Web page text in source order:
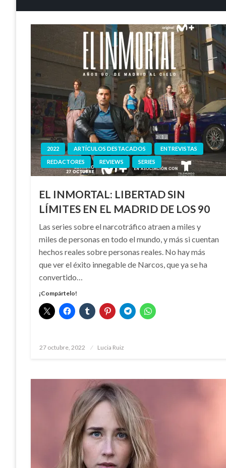
2022 ARTÍCULOS DESTACADOS
ENTREVISTAS
REDACTORES
REVIEWS SERIES
EL INMORTAL: LIBERTAD SIN
LÍMITES EN EL MADRID DE LOS 90
Las series sobre el narcotráfico atraen a miles y
miles de personas en todo el mundo, y más si cuentan
hechos reales sobre personas reales. No hay más
que ver el éxito innegable de Narcos, que ya se ha
convertido…
¡Compártelo!
Publicado
27 octubre, 2022 Lucia Ruiz